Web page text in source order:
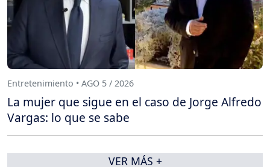
Entretenimiento • AGO 5 / 2026
La mujer que sigue en el caso de Jorge Alfredo
Vargas: lo que se sabe
VER MÁS +